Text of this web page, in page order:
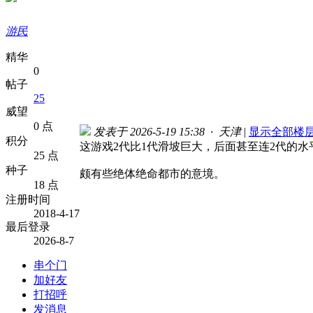
游民
精华
0
帖子
25
威望
0 点
积分
25 点
种子
18 点
注册时间
2018-4-17
最后登录
2026-8-7
串个门
加好友
打招呼
发消息
发表于 2026-5-19 15:38 · 天津 | 显示全部楼
这游戏2代比1代滑坡巨大，后面甚至连2代的水
颇有些绝体绝命都市的意境。